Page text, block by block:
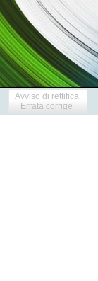
Avviso di rettifica
Errata corrige